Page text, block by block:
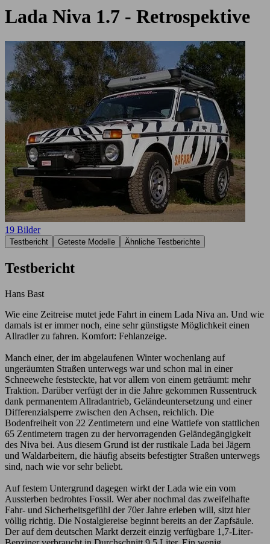
Lada Niva 1.7 - Retrospektive
19 Bilder
Testbericht Geteste Modelle Ähnliche Testberichte
Testbericht
Hans Bast
Wie eine Zeitreise mutet jede Fahrt in einem Lada Niva an. Und wie
damals ist er immer noch, eine sehr günstigste Möglichkeit einen
Allradler zu fahren. Komfort: Fehlanzeige.
Manch einer, der im abgelaufenen Winter wochenlang auf
ungeräumten Straßen unterwegs war und schon mal in einer
Schneewehe feststeckte, hat vor allem von einem geträumt: mehr
Traktion. Darüber verfügt der in die Jahre gekommen Russentruck
dank permanentem Allradantrieb, Geländeuntersetzung und einer
Differenzialsperre zwischen den Achsen, reichlich. Die
Bodenfreiheit von 22 Zentimetern und eine Wattiefe von stattlichen
65 Zentimetern tragen zu der hervorragenden Geländegängigkeit
des Niva bei. Aus diesem Grund ist der rustikale Lada bei Jägern
und Waldarbeitern, die häufig abseits befestigter Straßen unterwegs
sind, nach wie vor sehr beliebt.
Auf festem Untergrund dagegen wirkt der Lada wie ein vom
Aussterben bedrohtes Fossil. Wer aber nochmal das zweifelhafte
Fahr- und Sicherheitsgefühl der 70er Jahre erleben will, sitzt hier
völlig richtig. Die Nostalgiereise beginnt bereits an der Zapfsäule.
Der auf dem deutschen Markt derzeit einzig verfügbare 1,7-Liter-